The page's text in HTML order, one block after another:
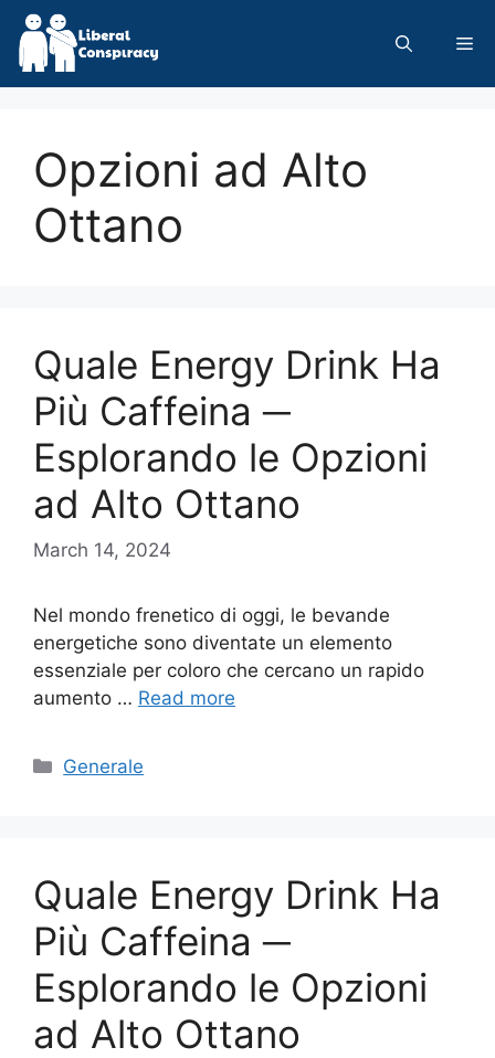
Skip
content
Opzioni ad Alto
Ottano
Quale Energy Drink Ha
Più Caffeina ─
Esplorando le Opzioni
ad Alto Ottano
March 14, 2024
Nel mondo frenetico di oggi, le bevande
energetiche sono diventate un elemento
essenziale per coloro che cercano un rapido
aumento … Read more
Categories
Generale
Quale Energy Drink Ha
Più Caffeina ─
Esplorando le Opzioni
ad Alto Ottano